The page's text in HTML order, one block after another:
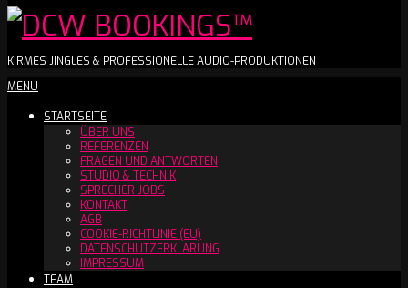
DCW
BOOKINGS™
KIRMES JINGLES & PROFESSIONELLE AUDIO-PRODUKTIONEN
Secondary
Menu
MENU
STARTSEITE
ÜBER UNS
REFERENZEN
FRAGEN UND ANTWORTEN
STUDIO & TECHNIK
SPRECHER JOBS
KONTAKT
AGB
COOKIE-RICHTLINIE (EU)
DATENSCHUTZERKLÄRUNG
IMPRESSUM
TEAM